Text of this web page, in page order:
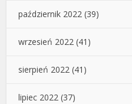
październik 2022 (39)
wrzesień 2022 (41)
sierpień 2022 (41)
lipiec 2022 (37)